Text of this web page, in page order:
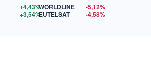
+4,43%
+3,54%
WORLDLINE
-5,12%
EUTELSAT
-4,58%